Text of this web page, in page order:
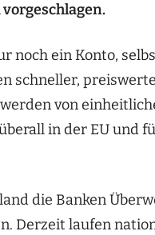
noch ein Konto,
schneller,
von
in der EU
die Banken
Derzeit laufen